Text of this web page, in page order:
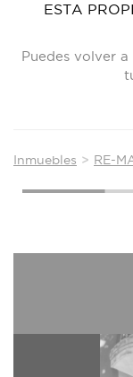
ESTA
Puedes volver
Inmuebles RE-